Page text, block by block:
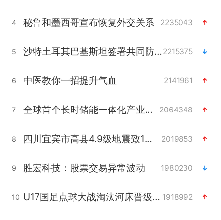
4 秘鲁和墨西哥宣布恢复外交关系 2235043
5 沙特土耳其巴基斯坦签署共同防务协议2215375
6 中医教你一招提升气血 2141961
7 全球首个长时储能一体化产业园量产 2064348
8 四川宜宾市高县4.9级地震致1人死亡 2019853
9 胜宏科技：股票交易异常波动 1980230
10 U17国足点球大战淘汰河床晋级决赛 1918992